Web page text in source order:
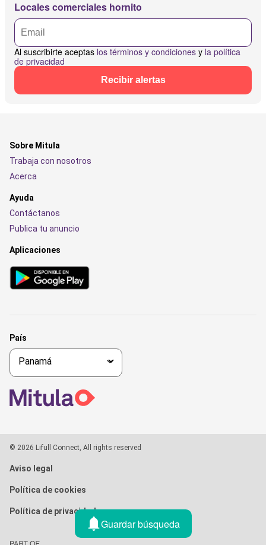
Locales comerciales hornito
Al suscribirte aceptas los términos y condiciones y la política
de privacidad
Recibir alertas
Guardar búsqueda
Sobre Mitula
Trabaja con nosotros
Acerca
Ayuda
Contáctanos
Publica tu anuncio
Aplicaciones
País
© 2026 Lifull Connect, All rights reserved
Aviso legal
Política de cookies
Política de privacidad